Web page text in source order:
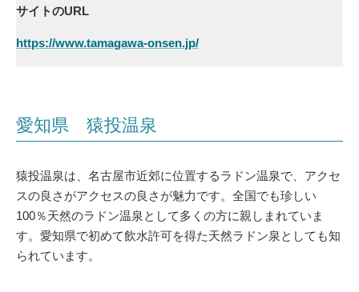
サイトのURL
https://www.tamagawa-onsen.jp/
愛知県 猿投温泉
猿投温泉は、名古屋市近郊に位置するラドン温泉で、アクセ
スの良さがアクセスの良さが魅力です。全国でも珍しい
100％天然のラドン温泉として多くの方に親しまれていま
す。愛知県で初めて飲水許可を得た天然ラドン泉としても知
られています。